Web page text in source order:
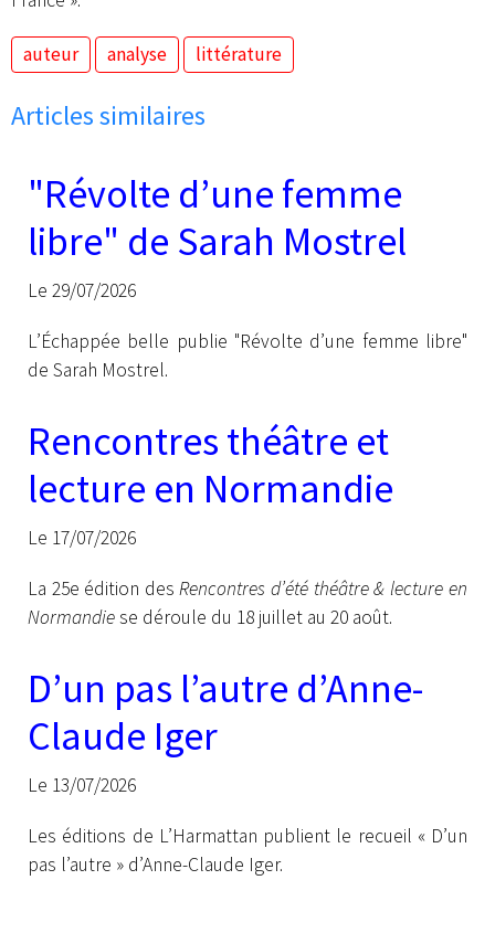
auteur analyse littérature
Articles similaires
"Révolte d’une femme
libre" de Sarah Mostrel
Le 29/07/2026
L’Échappée belle publie "Révolte d’une femme libre"
de Sarah Mostrel.
Rencontres théâtre et
lecture en Normandie
Le 17/07/2026
La 25e édition des Rencontres d’été théâtre & lecture en
Normandiese déroule du 18 juillet au 20 août.
D’un pas l’autre d’Anne-
Claude Iger
Le 13/07/2026
Les éditions de L’Harmattan publient le recueil « D’un
pas l’autre » d’Anne-Claude Iger.